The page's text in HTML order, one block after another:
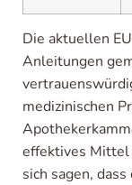
Die aktuellen
Anleitungen
medizinischen
effektives Mittel
sich sagen,